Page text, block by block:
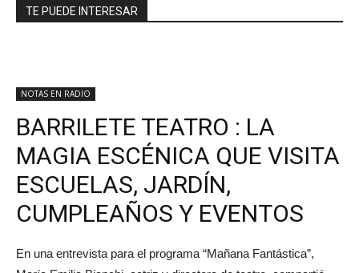
TE PUEDE INTERESAR